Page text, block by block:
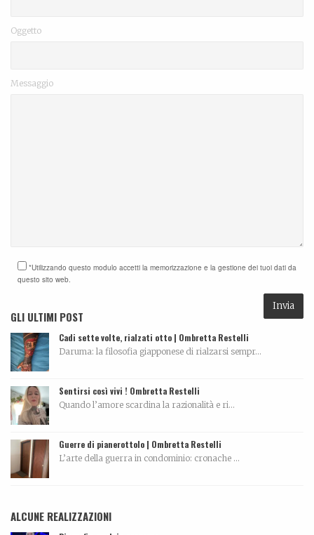
Oggetto
Messaggio
*Utilizzando questo modulo accetti la memorizzazione e la gestione dei tuoi dati da
questo sito web.
GLI ULTIMI POST
Cadi sette volte, rialzati otto | Ombretta Restelli
Daruma: la filosofia giapponese di rialzarsi sempr...
Sentirsi così vivi ! Ombretta Restelli
Quando l’amore scardina la razionalità e ri...
Guerre di pianerottolo | Ombretta Restelli
L’arte della guerra in condominio: cronache ...
ALCUNE REALIZZAZIONI